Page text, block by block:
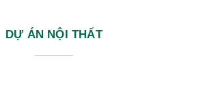
DỰ ÁN NỘI THẤT